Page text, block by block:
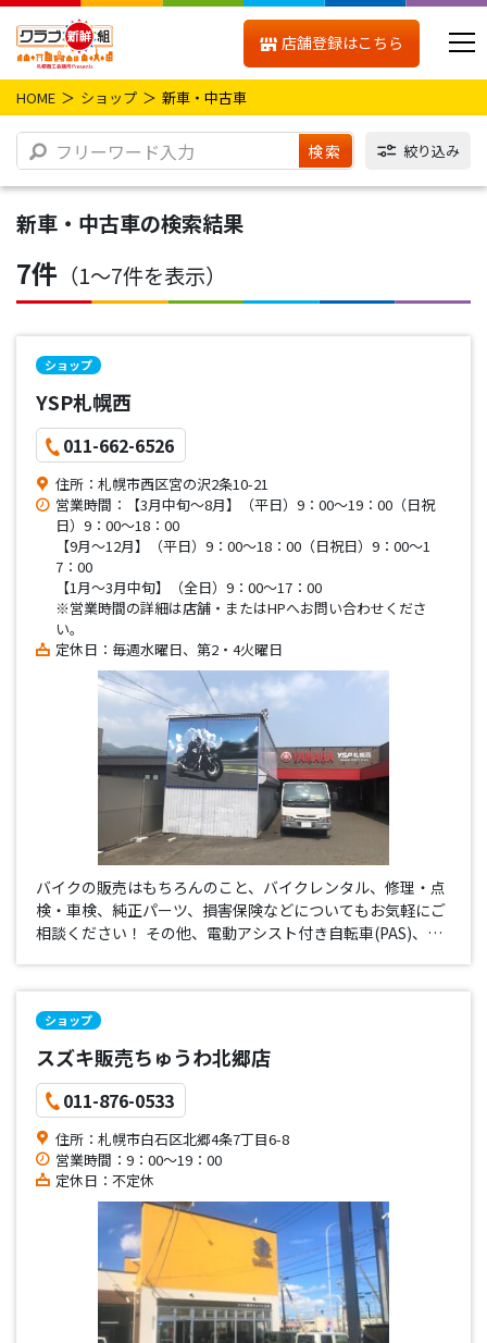
店舗登録はこちら
HOME ショップ 新車・中古車
検索 絞り込み
新車・中古車の検索結果
7件 （1〜7件を表示）
ショップ
YSP札幌西
011-662-6526
住所：札幌市西区宮の沢2条10-21
営業時間：【3月中旬～8月】（平日）9：00～19：00（日祝
日）9：00～18：00
【9月～12月】（平日）9：00～18：00（日祝日）9：00～1
7：00
【1月～3月中旬】（全日）9：00～17：00
※営業時間の詳細は店舗・またはHPへお問い合わせくださ
い。
定休日：毎週水曜日、第2・4火曜日
バイクの販売はもちろんのこと、バイクレンタル、修理・点
検・車検、純正パーツ、損害保険などについてもお気軽にご
相談ください！ その他、電動アシスト付き自転車(PAS)、除
ショップ
スズキ販売ちゅうわ北郷店
011-876-0533
住所：札幌市白石区北郷4条7丁目6-8
営業時間：9：00～19：00
定休日：不定休